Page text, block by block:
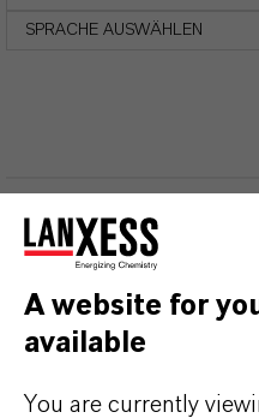
SPRACHE AUSWÄHLEN
DARUM
Als führendes
stehen für
A website for
available
You are currently